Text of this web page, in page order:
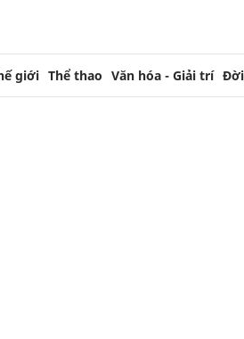
giới Thể thao Văn hóa - Giải trí